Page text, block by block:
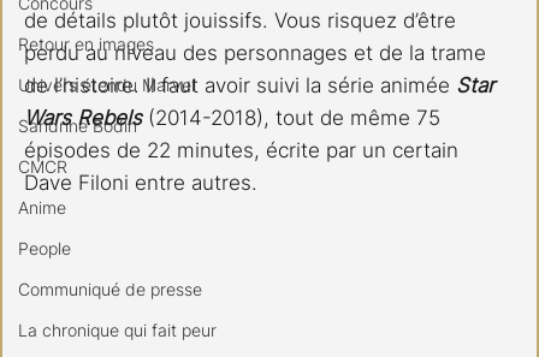
Retour en images
Univers étendu Marvel
Sandrine Bodin
CMCR
Anime
People
Communiqué de presse
La chronique qui fait peur
de détails plutôt jouissifs. Vous risquez d’être
perdu au niveau des personnages et de la trame
de l’histoire. Il faut avoir suivi la série animée Star
Wars Rebels (2014-2018), tout de même 75
épisodes de 22 minutes, écrite par un certain
Dave Filoni entre autres.